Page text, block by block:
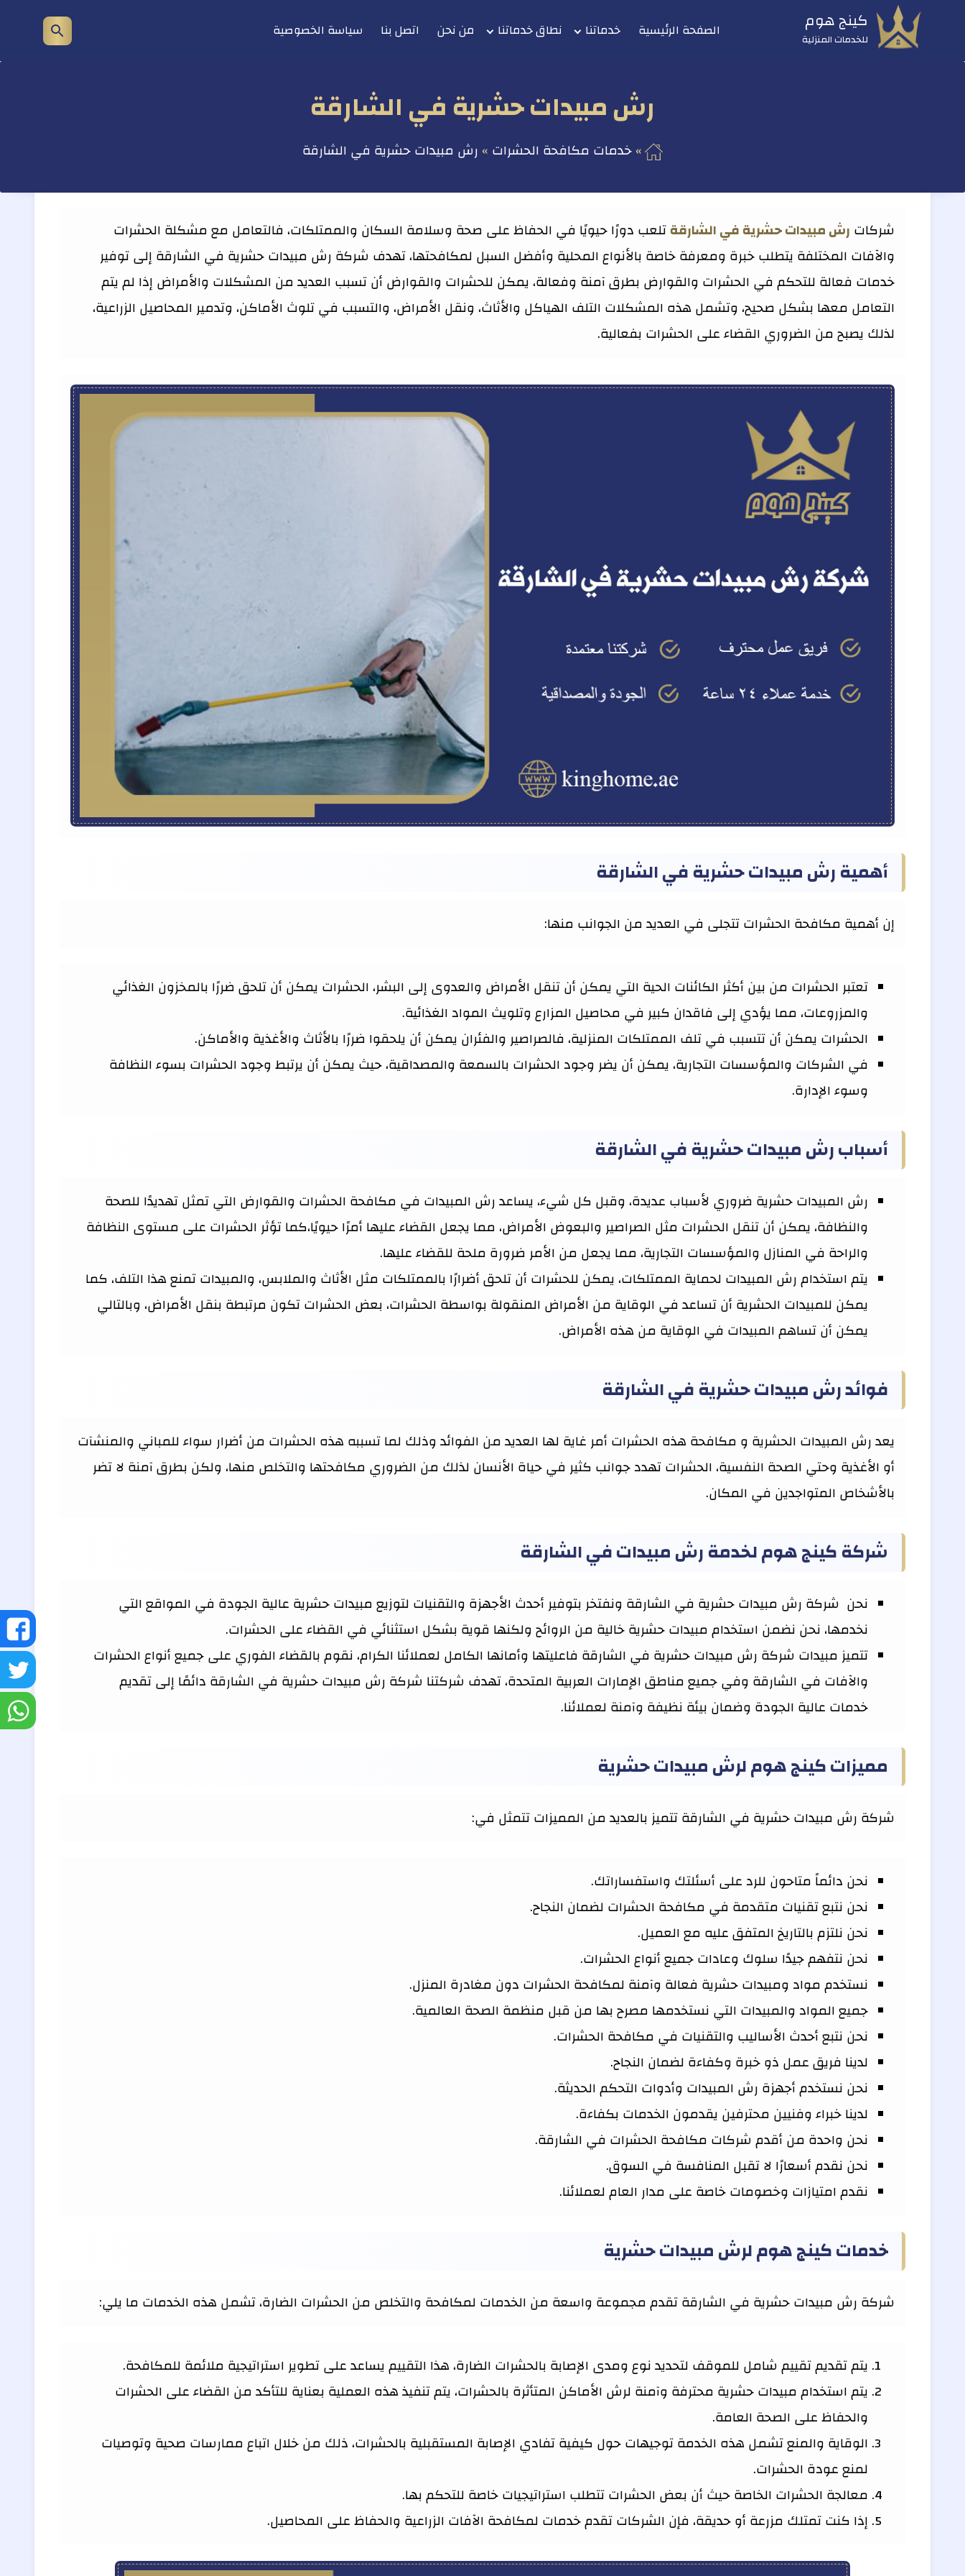
المحتوى
كينج هوم
للخدمات المنزلية الصفحة الرئيسية خدماتنا نطاق خدماتنا من نحن اتصل بنا سياسة الخصوصية
رش مبيدات حشرية في الشارقة
خدمات مكافحة الحشرات رش مبيدات حشرية في الشارقة
شركات رش مبيدات حشرية في الشارقةتلعب دورًا حيويًا في الحفاظ على صحة وسلامة السكان والممتلكات، فالتعامل مع مشكلة الحشرات
والآفات المختلفة يتطلب خبرة ومعرفة خاصة بالأنواع المحلية وأفضل السبل لمكافحتها، تهدف شركة رش مبيدات حشرية في الشارقة إلى توفير
خدمات فعالة للتحكم في الحشرات والقوارض بطرق آمنة وفعالة، يمكن للحشرات والقوارض أن تسبب العديد من المشكلات والأمراض إذا لم يتم
التعامل معها بشكل صحيح، وتشمل هذه المشكلات التلف الهياكل والأثاث، ونقل الأمراض، والتسبب في تلوث الأماكن، وتدمير المحاصيل الزراعية،
لذلك يصبح من الضروري القضاء على الحشرات بفعالية.
أهمية رش مبيدات حشرية في الشارقة
إن أهمية مكافحة الحشرات تتجلى في العديد من الجوانب منها:
تعتبر الحشرات من بين أكثر الكائنات الحية التي يمكن أن تنقل الأمراض والعدوى إلى البشر، الحشرات يمكن أن تلحق ضررًا بالمخزون الغذائي
والمزروعات، مما يؤدي إلى فاقدان كبير في محاصيل المزارع وتلويث المواد الغذائية.
الحشرات يمكن أن تتسبب في تلف الممتلكات المنزلية، فالصراصير والفئران يمكن أن يلحقوا ضررًا بالأثاث والأغذية والأماكن.
في الشركات والمؤسسات التجارية، يمكن أن يضر وجود الحشرات بالسمعة والمصداقية، حيث يمكن أن يرتبط وجود الحشرات بسوء النظافة
وسوء الإدارة.
أسباب رش مبيدات حشرية في الشارقة
رش المبيدات حشرية ضروري لأسباب عديدة، وقبل كل شيء، يساعد رش المبيدات في مكافحة الحشرات والقوارض التي تمثل تهديدًا للصحة
والنظافة، يمكن أن تنقل الحشرات مثل الصراصير والبعوض الأمراض، مما يجعل القضاء عليها أمرًا حيويًا،كما تؤثر الحشرات على مستوى النظافة
والراحة في المنازل والمؤسسات التجارية، مما يجعل من الأمر ضرورة ملحة للقضاء عليها.
يتم استخدام رش المبيدات لحماية الممتلكات، يمكن للحشرات أن تلحق أضرارًا بالممتلكات مثل الأثاث والملابس، والمبيدات تمنع هذا التلف، كما
يمكن للمبيدات الحشرية أن تساعد في الوقاية من الأمراض المنقولة بواسطة الحشرات، بعض الحشرات تكون مرتبطة بنقل الأمراض، وبالتالي
يمكن أن تساهم المبيدات في الوقاية من هذه الأمراض.
فوائد رش مبيدات حشرية في الشارقة
يعد رش المبيدات الحشرية و مكافحة هذه الحشرات أمر غاية لها العديد من الفوائد وذلك لما تسببه هذه الحشرات من أضرار سواء للمباني والمنشآت
أو الأغذية وحتي الصحة النفسية، الحشرات تهدد جوانب كثير في حياة الأنسان لذلك من الضروري مكافحتها والتخلص منها، ولكن بطرق آمنة لا تضر
بالأشخاص المتواجدين في المكان.
شركة كينج هوم لخدمة رش مبيدات في الشارقة
نحن شركة رش مبيدات حشرية في الشارقة ونفتخر بتوفير أحدث الأجهزة والتقنيات لتوزيع مبيدات حشرية عالية الجودة في المواقع التي
نخدمها، نحن نضمن استخدام مبيدات حشرية خالية من الروائح ولكنها قوية بشكل استثنائي في القضاء على الحشرات.
تتميز مبيدات شركة رش مبيدات حشرية في الشارقة فاعليتها وأمانها الكامل لعملائنا الكرام، نقوم بالقضاء الفوري على جميع أنواع الحشرات
والآفات في الشارقة وفي جميع مناطق الإمارات العربية المتحدة، تهدف شركتنا شركة رش مبيدات حشرية في الشارقة دائمًا إلى تقديم
خدمات عالية الجودة وضمان بيئة نظيفة وآمنة لعملائنا.
مميزات كينج هوم لرش مبيدات حشرية
شركة رش مبيدات حشرية في الشارقة تتميز بالعديد من المميزات تتمثل في:
نحن دائماً متاحون للرد على أسئلتك واستفساراتك.
نحن نتبع تقنيات متقدمة في مكافحة الحشرات لضمان النجاح.
نحن نلتزم بالتاريخ المتفق عليه مع العميل.
نحن نتفهم جيدًا سلوك وعادات جميع أنواع الحشرات.
نستخدم مواد ومبيدات حشرية فعالة وآمنة لمكافحة الحشرات دون مغادرة المنزل.
جميع المواد والمبيدات التي نستخدمها مصرح بها من قبل منظمة الصحة العالمية.
نحن نتبع أحدث الأساليب والتقنيات في مكافحة الحشرات.
لدينا فريق عمل ذو خبرة وكفاءة لضمان النجاح.
نحن نستخدم أجهزة رش المبيدات وأدوات التحكم الحديثة.
لدينا خبراء وفنيين محترفين يقدمون الخدمات بكفاءة.
نحن واحدة من أقدم شركات مكافحة الحشرات في الشارقة.
نحن نقدم أسعارًا لا تقبل المنافسة في السوق.
نقدم امتيازات وخصومات خاصة على مدار العام لعملائنا.
خدمات كينج هوم لرش مبيدات حشرية
شركة رش مبيدات حشرية في الشارقة تقدم مجموعة واسعة من الخدمات لمكافحة والتخلص من الحشرات الضارة، تشمل هذه الخدمات ما يلي:
يتم تقديم تقييم شامل للموقف لتحديد نوع ومدى الإصابة بالحشرات الضارة، هذا التقييم يساعد على تطوير استراتيجية ملائمة للمكافحة.
يتم استخدام مبيدات حشرية محترفة وآمنة لرش الأماكن المتأثرة بالحشرات، يتم تنفيذ هذه العملية بعناية للتأكد من القضاء على الحشرات
والحفاظ على الصحة العامة.
الوقاية والمنع تشمل هذه الخدمة توجيهات حول كيفية تفادي الإصابة المستقبلية بالحشرات، ذلك من خلال اتباع ممارسات صحية وتوصيات
لمنع عودة الحشرات.
معالجة الحشرات الخاصة حيث أن بعض الحشرات تتطلب استراتيجيات خاصة للتحكم بها.
إذا كنت تمتلك مزرعة أو حديقة، فإن الشركات تقدم خدمات لمكافحة الآفات الزراعية والحفاظ على المحاصيل.